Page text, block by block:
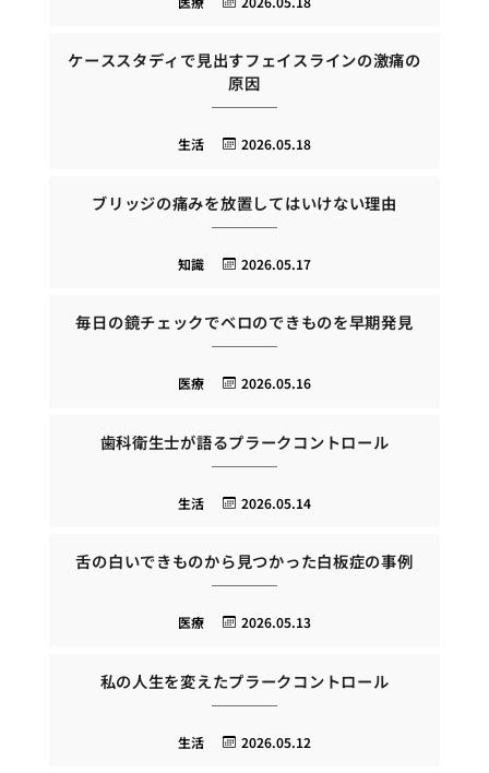
ケーススタディで見出すフェイスラインの激痛の
原因
2026.05.18
生活
ブリッジの痛みを放置してはいけない理由
2026.05.17
知識
毎日の鏡チェックでベロのできものを早期発見
2026.05.16
医療
歯科衛生士が語るプラークコントロール
2026.05.14
生活
舌の白いできものから見つかった白板症の事例
2026.05.13
医療
私の人生を変えたプラークコントロール
2026.05.12
生活